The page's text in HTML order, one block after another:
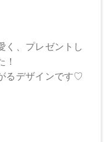
につきましては、各店
ございます。予めご了
発送となります。
間かかる場合がござい